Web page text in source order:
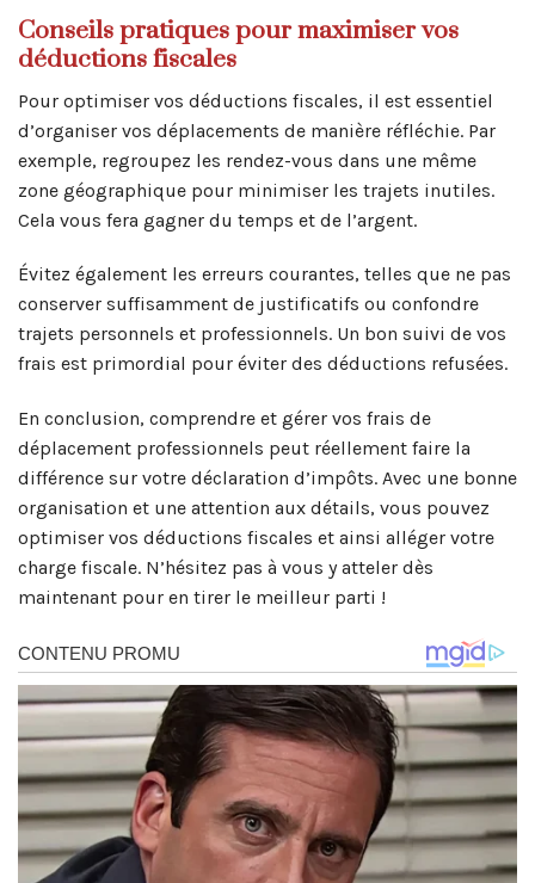
Conseils pratiques pour maximiser vos
déductions fiscales
Pour optimiser vos déductions fiscales, il est essentiel
d’organiser vos déplacements de manière réfléchie. Par
exemple, regroupez les rendez-vous dans une même
zone géographique pour minimiser les trajets inutiles.
Cela vous fera gagner du temps et de l’argent.
Évitez également les erreurs courantes, telles que ne pas
conserver suffisamment de justificatifs ou confondre
trajets personnels et professionnels. Un bon suivi de vos
frais est primordial pour éviter des déductions refusées.
En conclusion, comprendre et gérer vos frais de
déplacement professionnels peut réellement faire la
différence sur votre déclaration d’impôts. Avec une bonne
organisation et une attention aux détails, vous pouvez
optimiser vos déductions fiscales et ainsi alléger votre
charge fiscale. N’hésitez pas à vous y atteler dès
maintenant pour en tirer le meilleur parti !